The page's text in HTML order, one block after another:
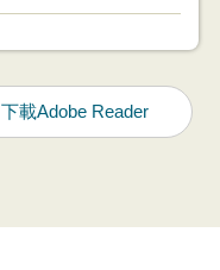
下載Adobe Reader